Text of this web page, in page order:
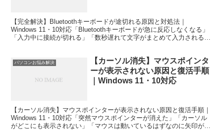
【完全解決】Bluetoothキーボードが途切れる原因と対処法｜
Windows 11・10対応「Bluetoothキーボードが急に反応しなくなる」
「入力中に接続が切れる」「数秒遅れて文字がまとめて入力される」
パソコンお悩み解決
【カーソル消失】マウスポインタ
ーが表示されない原因と復活手順
｜Windows 11・10対応
【カーソル消失】マウスポインターが表示されない原因と復活手順｜
Windows 11・10対応「突然マウスポインターが消えた」「カーソル
がどこにも表示されない」「マウスは動いているはずなのに矢印が見